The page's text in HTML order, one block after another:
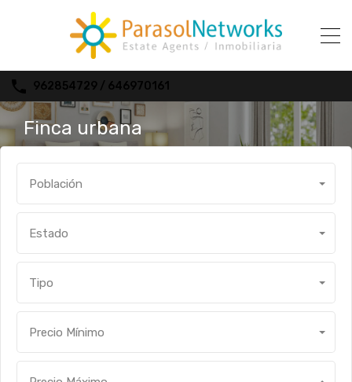
962854729 / 646970161
Finca urbana
Población
Estado
Tipo
Precio Mínimo